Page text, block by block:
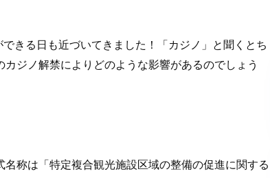
きる日も近づいてきました！「カジノ」と聞くとち
ジノ解禁によりどのような影響があるのでしょう
称は「特定複合観光施設区域の整備の促進に関する